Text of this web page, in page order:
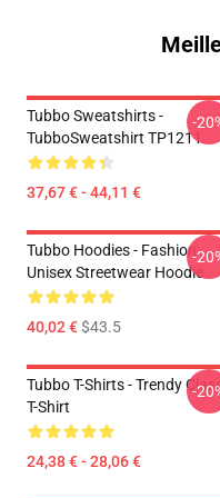
Tubbo Sweatshirts -
TubboSweatshirt TP1211
37,67 € - 44,11 €
-
Tubbo Hoodies - Fashion
Unisex Streetwear Hoodie
40,02 €$43.5
-
Tubbo T-Shirts - Trendy
T-Shirt
24,38 € - 28,06 €
-